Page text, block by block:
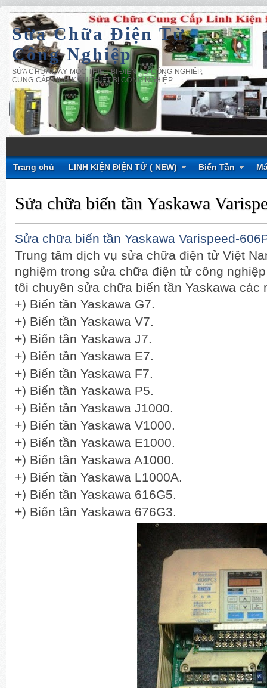
Sửa Chữa Điện Tử
Công Nghiệp
SỬA CHỮA MÁY MÓC THIẾT BỊ ĐIỆN TỬ CÔNG NGHIỆP,
CUNG CẤP LINH KIỆN THIẾT BỊ CÔNG NGHIỆP
Trang chủ LINH KIỆN ĐIỆN TỬ ( NEW) Biến Tần
Sửa chữa biến tần Yaskawa
Sửa chữa biến tần Yaskawa Varispeed-
Trung tâm dịch vụ sửa chữa điện tử Việt
nghiệm trong sửa chữa điện tử công
tôi chuyên sửa chữa biến tần Yaskawa các
+) Biến tần Yaskawa G7.
+) Biến tần Yaskawa V7.
+) Biến tần Yaskawa J7.
+) Biến tần Yaskawa E7.
+) Biến tần Yaskawa F7.
+) Biến tần Yaskawa P5.
+) Biến tần Yaskawa J1000.
+) Biến tần Yaskawa V1000.
+) Biến tần Yaskawa E1000.
+) Biến tần Yaskawa A1000.
+) Biến tần Yaskawa L1000A.
+) Biến tần Yaskawa 616G5.
+) Biến tần Yaskawa 676G3.